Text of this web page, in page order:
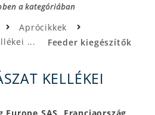
a kategóriában
Aprócikkek
Feeder kiegészítők
KELLÉKEI
SAS, Franciaország,